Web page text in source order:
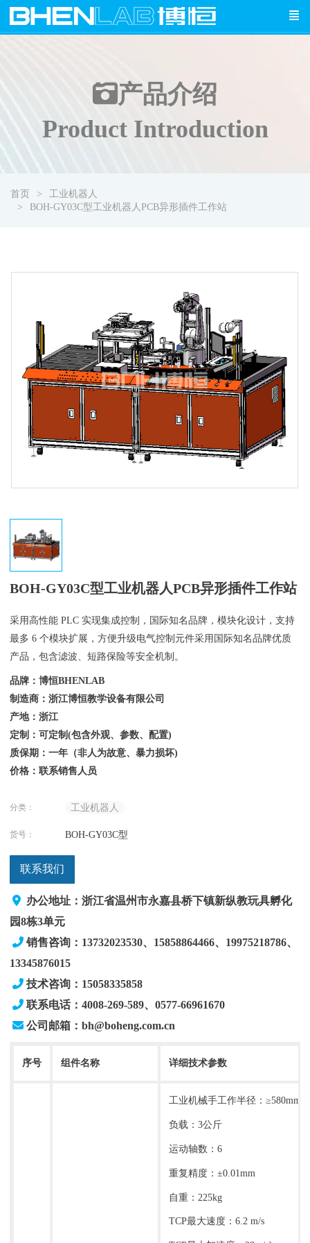
产品介绍
Product Introduction
首页
工业机器人
BOH-GY03C型工业机器人PCB异形插件工作站
BOH-GY03C型工业机器人PCB异形插件工作站
采用高性能 PLC 实现集成控制，国际知名品牌，模块化设计，支持
最多 6 个模块扩展，方便升级电气控制元件采用国际知名品牌优质
产品，包含滤波、短路保险等安全机制。
品牌：博恒BHENLAB
制造商：浙江博恒教学设备有限公司
产地：浙江
定制：可定制(包含外观、参数、配置)
质保期：一年（非人为故意、暴力损坏)
价格：联系销售人员
分类： 工业机器人
货号： BOH-GY03C型
联系我们
办公地址：浙江省温州市永嘉县桥下镇新纵教玩具孵化
园8栋3单元
销售咨询：13732023530、15858864466、19975218786、
13345876015
技术咨询：15058335858
联系电话：4008-269-589、0577-66961670
公司邮箱：bh@boheng.com.cn
序号 组件名称 详细技术参数
工业机械手工作半径：≥580mm
负载：3公斤
运动轴数：6
重复精度：±0.01mm
自重：225kg
TCP最大速度：6.2 m/s